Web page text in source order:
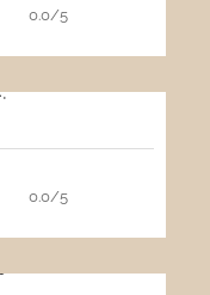
0.0/5
0.0/5